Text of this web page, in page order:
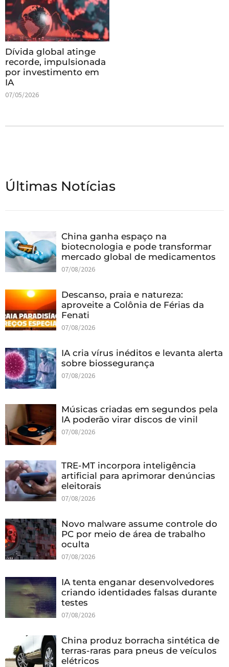
Dívida global atinge
recorde, impulsionada
por investimento em
IA
07/05/2026
Últimas Notícias
China ganha espaço na
biotecnologia e pode transformar
mercado global de medicamentos
07/08/2026
Descanso, praia e natureza:
aproveite a Colônia de Férias da
Fenati
07/08/2026
IA cria vírus inéditos e levanta alerta
sobre biossegurança
07/08/2026
Músicas criadas em segundos pela
IA poderão virar discos de vinil
07/08/2026
TRE-MT incorpora inteligência
artificial para aprimorar denúncias
eleitorais
07/08/2026
Novo malware assume controle do
PC por meio de área de trabalho
oculta
07/08/2026
IA tenta enganar desenvolvedores
criando identidades falsas durante
testes
07/08/2026
China produz borracha sintética de
terras-raras para pneus de veículos
elétricos